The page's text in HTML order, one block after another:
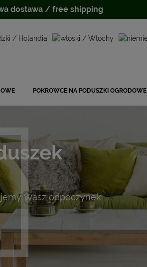
POKROWCE NA PODUSZKI OGRODOWE
Wasz odpoczynek
dostawa / free shipping